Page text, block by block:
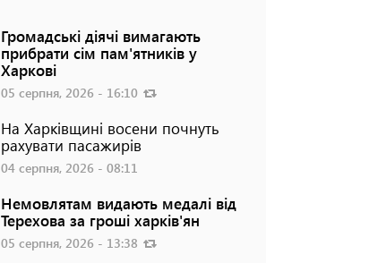
Громадські діячі вимагають
прибрати сім пам'ятників у
Харкові
05 серпня, 2026 - 16:10
На Харківщині восени почнуть
рахувати пасажирів
04 серпня, 2026 - 08:11
Немовлятам видають медалі від
Терехова за гроші харків'ян
05 серпня, 2026 - 13:38